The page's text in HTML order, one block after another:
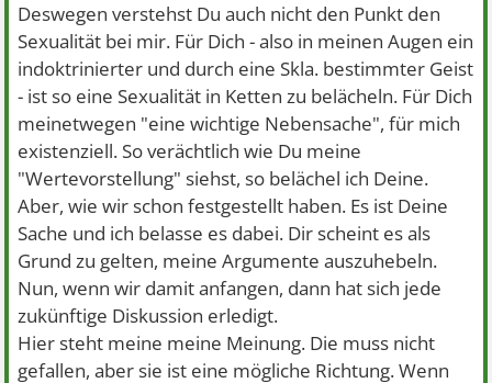
Deswegen verstehst Du auch nicht den Punkt den
Sexualität bei mir. Für Dich - also in meinen Augen ein
indoktrinierter und durch eine Skla. bestimmter Geist
- ist so eine Sexualität in Ketten zu belächeln. Für Dich
meinetwegen "eine wichtige Nebensache", für mich
existenziell. So verächtlich wie Du meine
"Wertevorstellung" siehst, so belächel ich Deine.
Aber, wie wir schon festgestellt haben. Es ist Deine
Sache und ich belasse es dabei. Dir scheint es als
Grund zu gelten, meine Argumente auszuhebeln.
Nun, wenn wir damit anfangen, dann hat sich jede
zukünftige Diskussion erledigt.
Hier steht meine meine Meinung. Die muss nicht
gefallen, aber sie ist eine mögliche Richtung. Wenn